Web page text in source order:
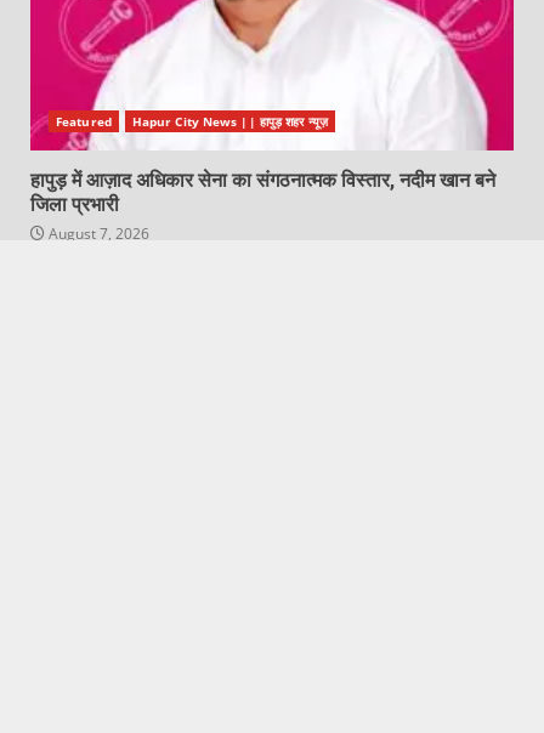
Featured Hapur City News || हापुड़ शहर न्यूज़
हापुड़ में आज़ाद अधिकार सेना का संगठनात्मक विस्तार, नदीम खान बने
जिला प्रभारी
August 7, 2026